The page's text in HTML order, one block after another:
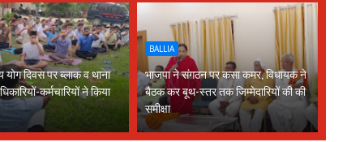
योग दिवस पर ब्लाक व थाना
कर्मचारियों ने किया
BALLIA
भाजपा ने संगठन पर कसा कमर, विधायक ने
बैठक कर बूथ-स्तर तक जिम्मेदारियों की की
समीक्षा